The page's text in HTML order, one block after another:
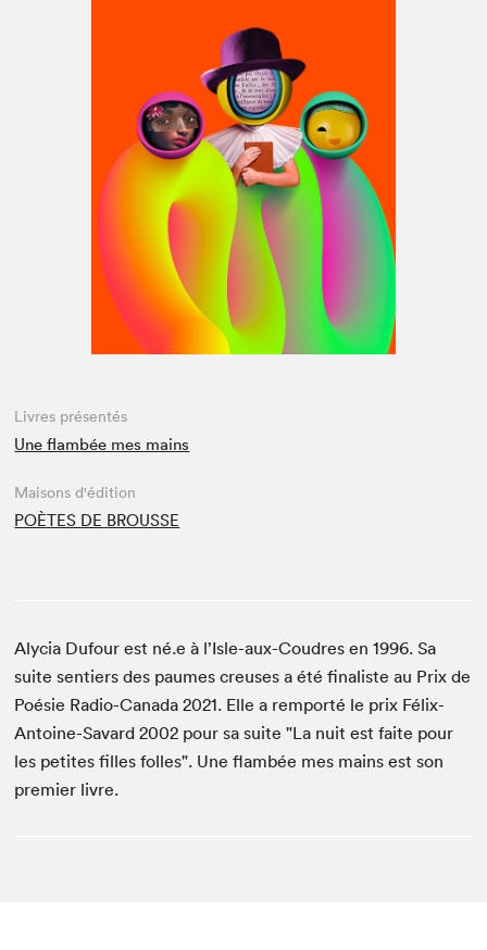
Livres présentés
Une flambée mes mains
Maisons d'édition
POÈTES DE BROUSSE
Alycia Dufour est né.e à l’Isle-aux-Coudres en 1996. Sa
suite sentiers des paumes creuses a été finaliste au Prix de
Poésie Radio-Canada 2021. Elle a remporté le prix Félix-
Antoine-Savard 2002 pour sa suite "La nuit est faite pour
les petites filles folles". Une flambée mes mains est son
premier livre.